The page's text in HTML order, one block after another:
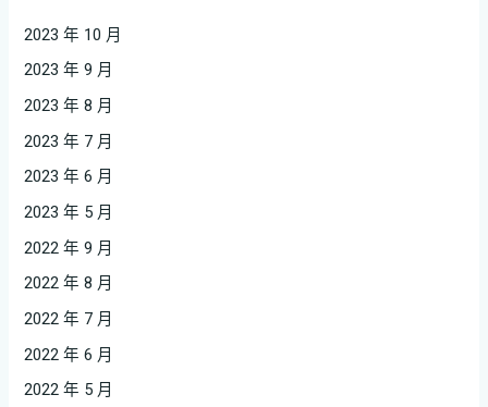
2023 年 10 月
2023 年 9 月
2023 年 8 月
2023 年 7 月
2023 年 6 月
2023 年 5 月
2022 年 9 月
2022 年 8 月
2022 年 7 月
2022 年 6 月
2022 年 5 月